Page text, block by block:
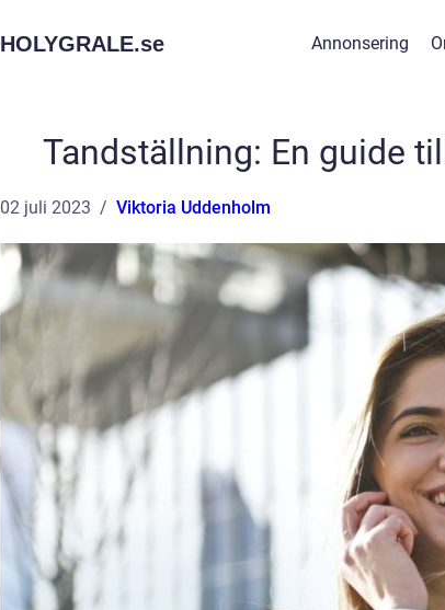
HOLYGRALE.se Annonsering
Tandställning: En guide
02 juli 2023 Viktoria Uddenholm